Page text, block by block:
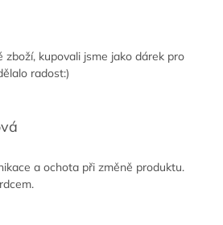
zboží, kupovali jsme jako dárek pro
radost:)
a ochota při změně produktu.